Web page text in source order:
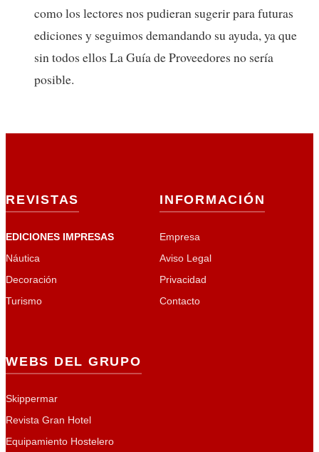
como los lectores nos pudieran sugerir para futuras
ediciones y seguimos demandando su ayuda, ya que
sin todos ellos La Guía de Proveedores no sería
posible.
REVISTAS
EDICIONES IMPRESAS
Náutica
Decoración
Turismo
INFORMACIÓN
Empresa
Aviso Legal
Privacidad
Contacto
WEBS DEL GRUPO
Skippermar
Revista Gran Hotel
Equipamiento Hostelero